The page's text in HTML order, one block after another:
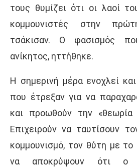
τους θυμίζει ότι οι λαοί
κομμουνιστές στην
τσάκισαν. Ο φασισμός
ανίκητος, ηττήθηκε.
Η σημερινή μέρα ενοχλεί
που έτρεξαν για να
και προωθούν την
Επιχειρούν να ταυτίσουν
κομμουνισμό, τον θύτη με
να αποκρύψουν ότι ο